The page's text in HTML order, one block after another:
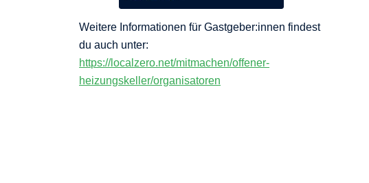
Weitere Informationen für Gastgeber:innen findest
du auch unter:
https://localzero.net/mitmachen/offener-
heizungskeller/organisatoren